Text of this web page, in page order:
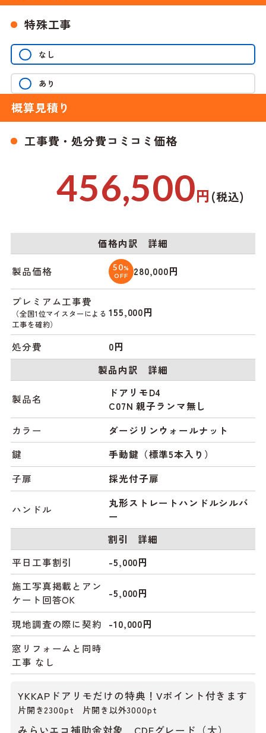
特殊工事
なし
あり
概算見積り
工事費・処分費コミコミ価格
456,500円 (税込)
価格内訳 詳細
製品価格 50%
OFF
280,000円
プレミアム工事費
（全国1位マイスターによる
工事を確約）
155,000円
処分費
0円
製品内訳 詳細
製品名
ドアリモD4
C07N 親子ランマ無し
カラー
ダージリンウォールナット
鍵
手動鍵（標準5本入り）
子扉
採光付子扉
ハンドル
丸形ストレートハンドルシルバ
ー
割引 詳細
平日工事割引
-5,000円
施工写真掲載とアン
ケート回答OK
-5,000円
現地調査の際に契約
-10,000円
窓リフォームと同時
工事 なし
YKKAPドアリモだけの特典！Vポイント付きます
片開き2300pt 片開き以外3000pt
みらいエコ補助金対象 CDEグレード（大）